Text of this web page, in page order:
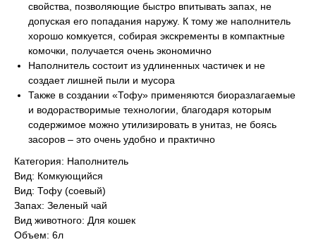
свойства, позволяющие быстро впитывать запах, не
допуская его попадания наружу. К тому же наполнитель
хорошо комкуется, собирая экскременты в компактные
комочки, получается очень экономично
Наполнитель состоит из удлиненных частичек и не
создает лишней пыли и мусора
Также в создании «Тофу» применяются биоразлагаемые
и водорастворимые технологии, благодаря которым
содержимое можно утилизировать в унитаз, не боясь
засоров – это очень удобно и практично
Категория: Наполнитель
Вид: Комкующийся
Вид: Тофу (соевый)
Запах: Зеленый чай
Вид животного: Для кошек
Объем: 6л